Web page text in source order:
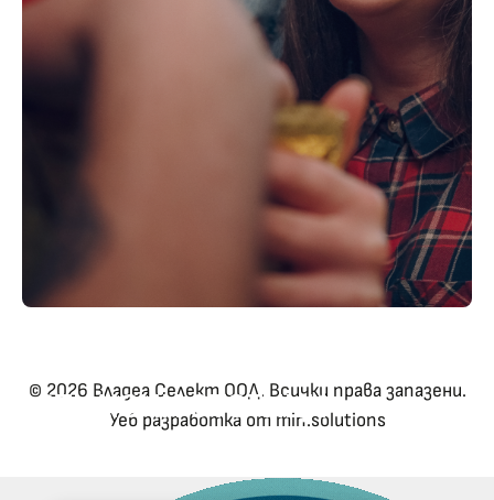
ОТКЛЮЧИ СТОТИЦИ
© 2026 Владеа Селект ООД. Всички права запазени.
Уеб разработка от min.solutions